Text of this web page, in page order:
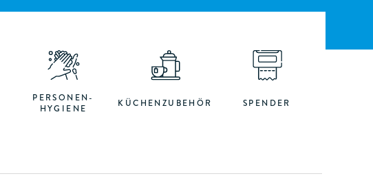
PERSONEN-
HYGIENE
KÜCHENZUBEHÖR SPENDER